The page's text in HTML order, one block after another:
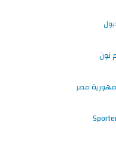
نون
مصر